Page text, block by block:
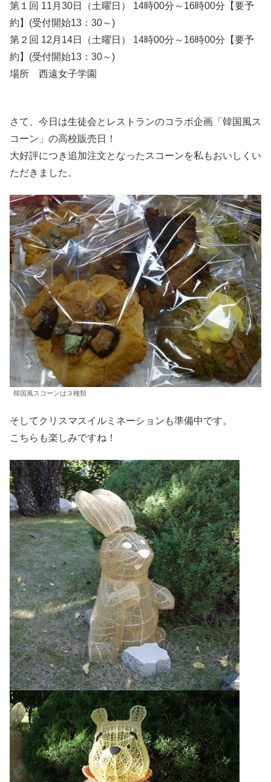
第１回 11月30日（土曜日） 14時00分～16時00分【要予
約】(受付開始13：30～)
第２回 12月14日（土曜日） 14時00分～16時00分【要予
約】(受付開始13：30～)
場所 西遠女子学園
さて、今日は生徒会とレストランのコラボ企画「韓国風ス
コーン」の高校販売日！
大好評につき追加注文となったスコーンを私もおいしくい
ただきました。
韓国風スコーンは３種類
そしてクリスマスイルミネーションも準備中です。
こちらも楽しみですね！